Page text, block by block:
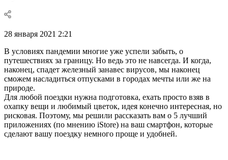
28 января 2021 2:21
В условиях пандемии многие уже успели забыть, о
путешествиях за границу. Но ведь это не навсегда. И когда,
наконец, спадет железный занавес вирусов, мы наконец
сможем насладиться отпусками в городах мечты или же на
природе.
Для любой поездки нужна подготовка, ехать просто взяв в
охапку вещи и любимый цветок, идея конечно интересная, но
рисковая. Поэтому, мы решили рассказать вам о 5 лучший
приложениях (по мнению iStore) на ваш смартфон, которые
сделают вашу поездку немного проще и удобней.